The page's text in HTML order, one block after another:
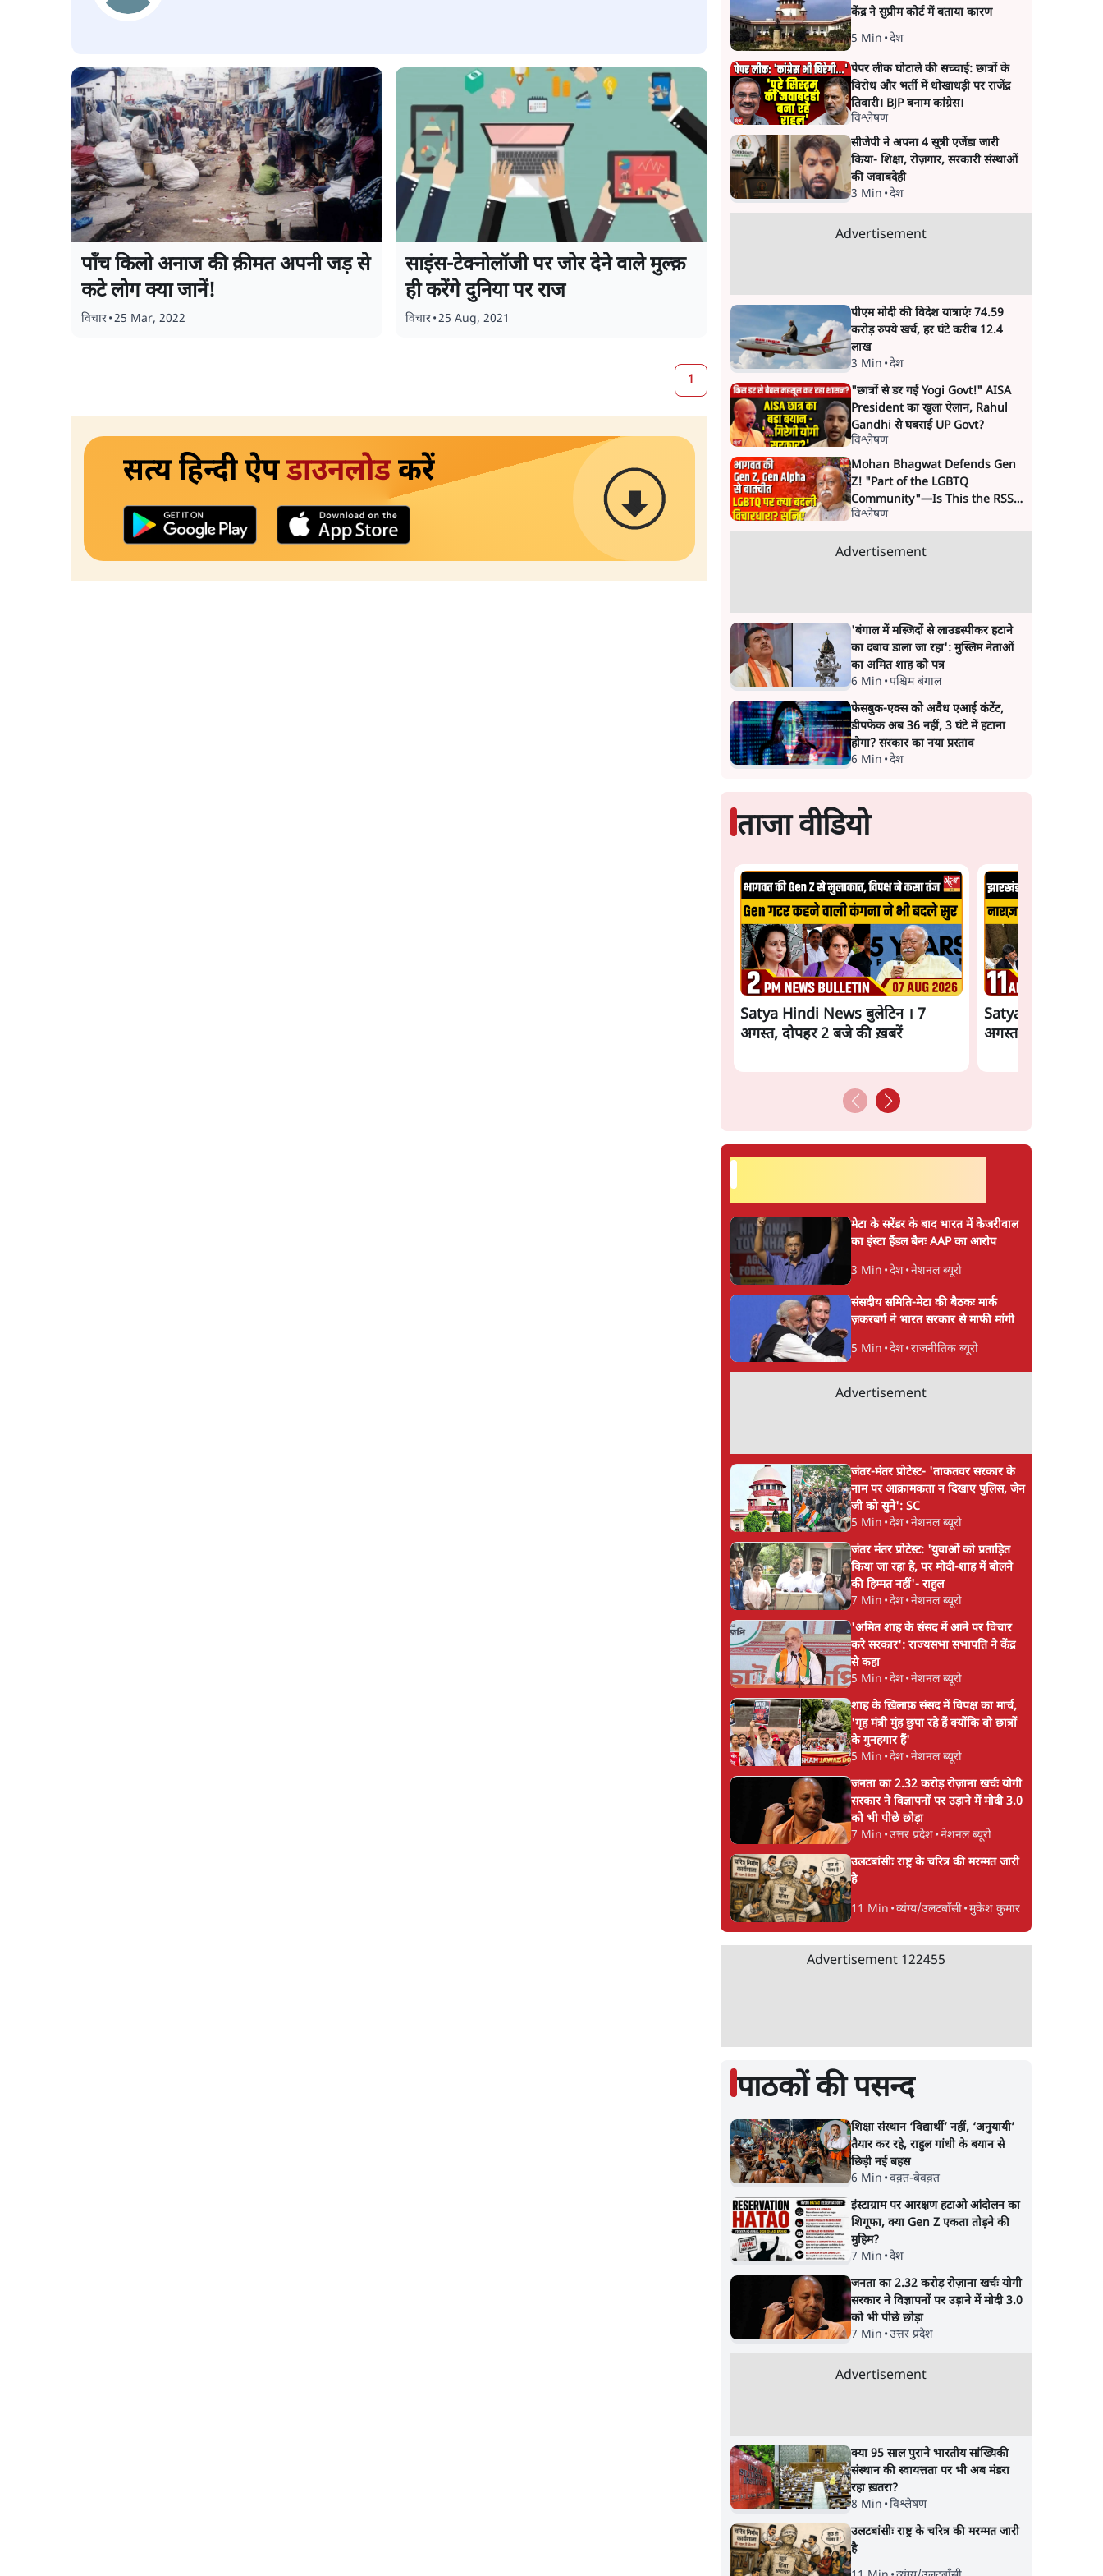
पाँच किलो अनाज की क़ीमत अपनी जड़ से
कटे लोग क्या जानें!
विचार•25 Mar, 2022
साइंस-टेक्नोलॉजी पर जोर देने वाले मुल्क़
ही करेंगे दुनिया पर राज
विचार•25 Aug, 2021
1
सत्य हिन्दी ऐपडाउनलोडकरें
केंद्र ने सुप्रीम कोर्ट में बताया कारण
5 Min •देश
पेपर लीक घोटाले की सच्चाई: छात्रों के
विरोध और भर्ती में धोखाधड़ी पर राजेंद्र
तिवारी। BJP बनाम कांग्रेस।
विश्लेषण
सीजेपी ने अपना 4 सूत्री एजेंडा जारी
किया- शिक्षा, रोज़गार, सरकारी संस्थाओं
की जवाबदेही
3 Min •देश
Advertisement
पीएम मोदी की विदेश यात्राएंः 74.59
करोड़ रुपये खर्च, हर घंटे करीब 12.4
लाख
3 Min •देश
"छात्रों से डर गई Yogi Govt!" AISA
President का खुला ऐलान, Rahul
Gandhi से घबराई UP Govt?
विश्लेषण
Mohan Bhagwat Defends Gen
Z! "Part of the LGBTQ
Community"—Is This the RSS's
New Move?
विश्लेषण
Advertisement
'बंगाल में मस्जिदों से लाउडस्पीकर हटाने
का दबाव डाला जा रहा': मुस्लिम नेताओं
का अमित शाह को पत्र
6 Min •पश्चिम बंगाल
फेसबुक-एक्स को अवैध एआई कंटेंट,
डीपफेक अब 36 नहीं, 3 घंटे में हटाना
होगा? सरकार का नया प्रस्ताव
6 Min •देश
ताजा वीडियो
Satya Hindi News बुलेटिन । 7
अगस्त, दोपहर 2 बजे की ख़बरें
Satya Hindi
अगस्त, सुबह 11 बजे
सर्वाधिक पढ़ी गयी खबरें
मेटा के सरेंडर के बाद भारत में केजरीवाल
का इंस्टा हैंडल बैनः AAP का आरोप
3 Min •देश•नेशनल ब्यूरो
संसदीय समिति-मेटा की बैठकः मार्क
ज़करबर्ग ने भारत सरकार से माफी मांगी
5 Min •देश•राजनीतिक ब्यूरो
Advertisement
जंतर-मंतर प्रोटेस्ट- 'ताकतवर सरकार के
नाम पर आक्रामकता न दिखाए पुलिस, जेन
जी को सुने': SC
5 Min •देश•नेशनल ब्यूरो
जंतर मंतर प्रोटेस्ट: 'युवाओं को प्रताड़ित
किया जा रहा है, पर मोदी-शाह में बोलने
की हिम्मत नहीं'- राहुल
7 Min •देश•नेशनल ब्यूरो
'अमित शाह के संसद में आने पर विचार
करे सरकार': राज्यसभा सभापति ने केंद्र
से कहा
5 Min •देश•नेशनल ब्यूरो
शाह के ख़िलाफ़ संसद में विपक्ष का मार्च,
'गृह मंत्री मुंह छुपा रहे हैं क्योंकि वो छात्रों
के गुनहगार हैं'
5 Min •देश•नेशनल ब्यूरो
जनता का 2.32 करोड़ रोज़ाना खर्चः योगी
सरकार ने विज्ञापनों पर उड़ाने में मोदी 3.0
को भी पीछे छोड़ा
7 Min •उत्तर प्रदेश•नेशनल ब्यूरो
उलटबांसीः राष्ट्र के चरित्र की मरम्मत जारी
है
11 Min •व्यंग्य/उलटबाँसी•मुकेश कुमार
Advertisement 122455
पाठकों की पसन्द
शिक्षा संस्थान ‘विद्यार्थी’ नहीं, ‘अनुयायी’
तैयार कर रहे, राहुल गांधी के बयान से
छिड़ी नई बहस
6 Min •वक़्त-बेवक़्त
इंस्टाग्राम पर आरक्षण हटाओ आंदोलन का
शिगूफा, क्या Gen Z एकता तोड़ने की
मुहिम?
7 Min •देश
जनता का 2.32 करोड़ रोज़ाना खर्चः योगी
सरकार ने विज्ञापनों पर उड़ाने में मोदी 3.0
को भी पीछे छोड़ा
7 Min •उत्तर प्रदेश
Advertisement
क्या 95 साल पुराने भारतीय सांख्यिकी
संस्थान की स्वायत्तता पर भी अब मंडरा
रहा ख़तरा?
8 Min •विश्लेषण
उलटबांसीः राष्ट्र के चरित्र की मरम्मत जारी
है